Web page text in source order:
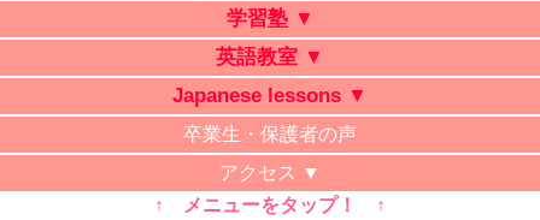
学習塾 ▼
英語教室 ▼
Japanese lessons ▼
卒業生・保護者の声
アクセス ▼
↑ メニューをタップ！ ↑